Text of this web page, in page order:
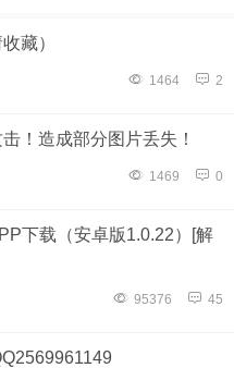
藏）
1464 2
！造成部分图片丢失！
1469 0
95376 45